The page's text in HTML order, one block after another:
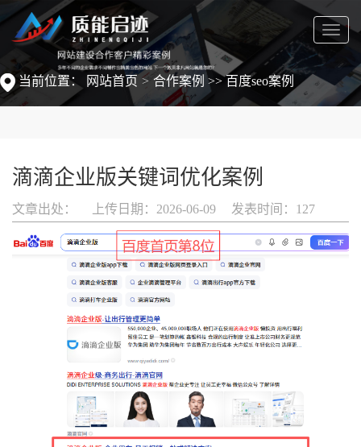
菜
单
当前位置： 网站首页 合作案例 >>百度seo案例
滴滴企业版关键词优化案例
文章出处： 上传日期：2026-06-09 发表时间： 127